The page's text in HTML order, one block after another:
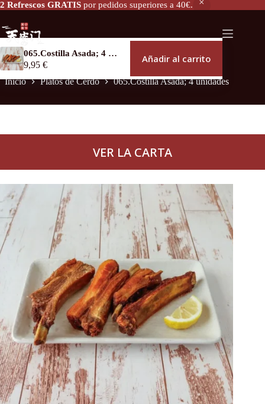
2 Refrescos GRATIS por pedidos superiores a 40€.
065.Costilla Asada; 4 unidades
9,95 € Añadir al carrito
Inicio Platos de Cerdo 065.Costilla Asada; 4 unidades
VER LA CARTA